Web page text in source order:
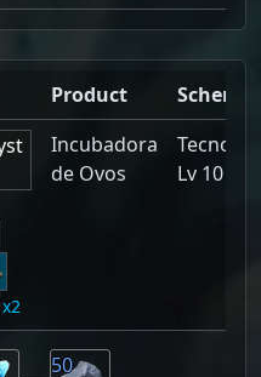
Product
2
Incubadora
de Ovos
Lv 10
50